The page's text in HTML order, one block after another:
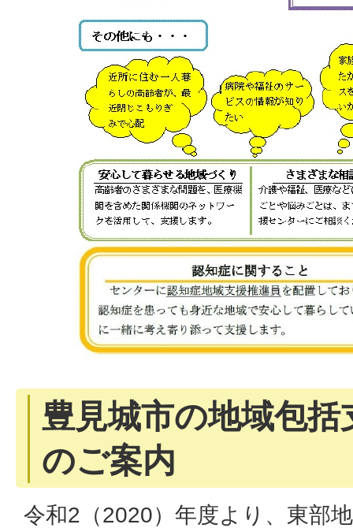
豊見城市の地域包
のご案内
令和2（2020）年度より、東部